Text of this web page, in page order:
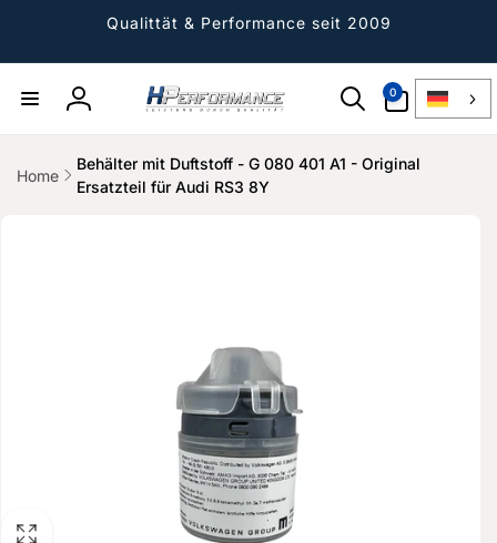
Qualittät & Performance seit 2009
Einloggen
0
Artikel
Home
Behälter mit Duftstoff - G 080 401 A1 - Original
Ersatzteil für Audi RS3 8Y